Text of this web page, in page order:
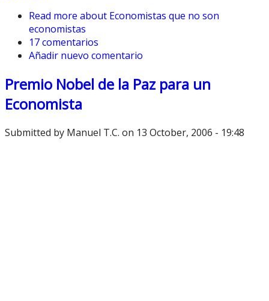
Read more about Economistas que no son
economistas
17 comentarios
Añadir nuevo comentario
Premio Nobel de la Paz para un
Economista
Submitted by Manuel T.C. on 13 October, 2006 - 19:48